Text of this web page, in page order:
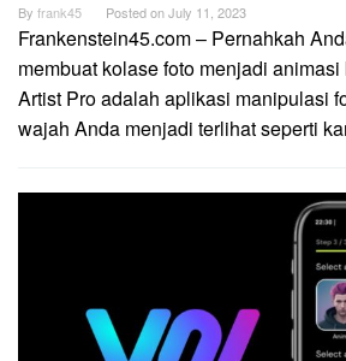
By frank45 Posted onJuly 11, 2023
Frankenstein45.com – Pernahkah
membuat kolase foto menjadi
Artist Pro adalah aplikasi manipulasi
wajah Anda menjadi terlihat seperti